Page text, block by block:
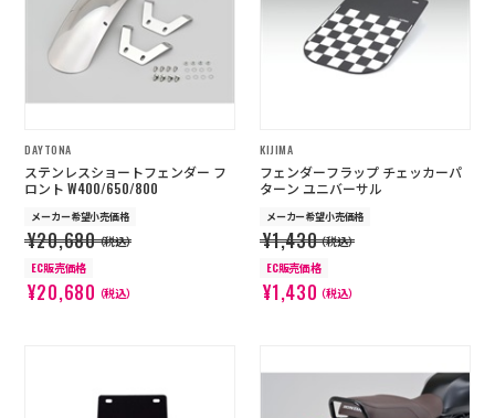
DAYTONA
ステンレスショートフェンダー フ
ロント W400/650/800
メーカー希望小売価格
¥20,680（税込）
EC販売価格
¥20,680（税込）
KIJIMA
フェンダーフラップ チェッカーパ
ターン ユニバーサル
メーカー希望小売価格
¥1,430（税込）
EC販売価格
¥1,430（税込）